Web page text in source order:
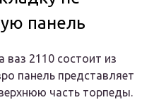
панель
2110 состоит из
панель представляет
часть торпеды.